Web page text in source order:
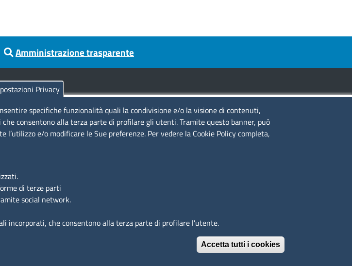
Amministrazione trasparente
e Partita Iva: 02957560598
Seguici su
Privacy
specifiche funzionalità quali la condivisione e/o la visione di contenuti,
consentono alla terza parte di profilare gli utenti. Tramite questo banner, può
e/o modificare le Sue preferenze. Per vedere la Cookie Policy completa,
di terze parti
social network.
incorporati, che consentono alla terza parte di profilare l'utente.
Accetta tutti i cookies